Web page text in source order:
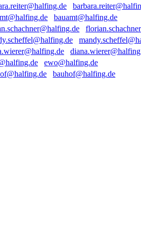
bauamt@halfing.de
ewo@halfing.de
bauhof@halfing.de